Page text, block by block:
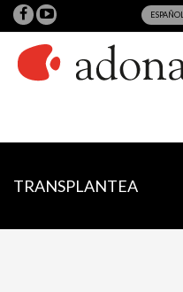
ESPAÑOL
TRANSPLANTEA